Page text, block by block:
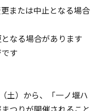
または中止となる場合
なる場合があります
す
土）から、「一ノ堰ハ